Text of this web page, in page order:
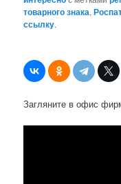
товарного знака,
ссылку.
Загляните в офис